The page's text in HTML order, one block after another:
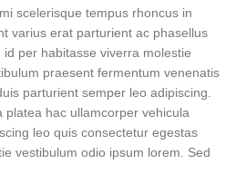
scelerisque tempus rhoncus in
varius erat parturient ac phasellus
per habitasse viverra molestie
praesent fermentum venenatis
parturient semper leo adipiscing.
platea hac ullamcorper vehicula
leo quis consectetur egestas
vestibulum odio ipsum lorem. Sed